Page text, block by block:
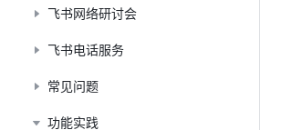
飞书网络研讨会
飞书电话服务
常见问题
功能实践